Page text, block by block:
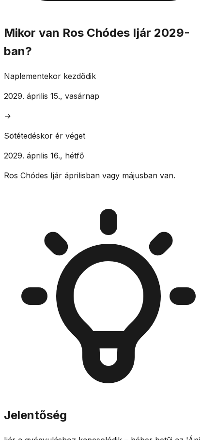
Mikor van Ros Chódes Ijár 2029-
ban?
Naplementekor kezdődik
2029. április 15., vasárnap
→
Sötétedéskor ér véget
2029. április 16., hétfő
Ros Chódes Ijár áprilisban vagy májusban van.
Jelentőség